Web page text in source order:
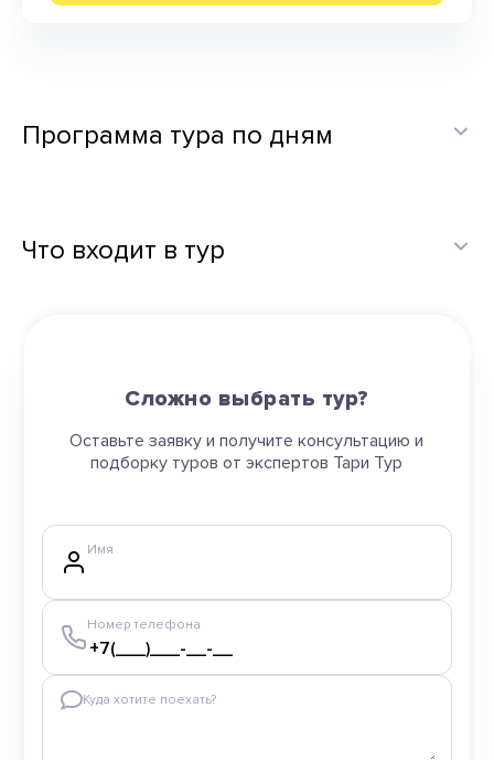
Программа тура по дням
Что входит в тур
Сложно выбрать тур?
Оставьте заявку и получите консультацию и
подборку туров от экспертов Тари Тур
Имя
Номер телефона
Куда хотите поехать?